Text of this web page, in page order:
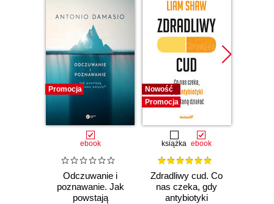
Promocja
ebook
Odczuwanie i
poznawanie. Jak
powstają
Nowość
Promocja
książka ebook
Zdradliwy cud. Co
nas czeka, gdy
antybiotyki